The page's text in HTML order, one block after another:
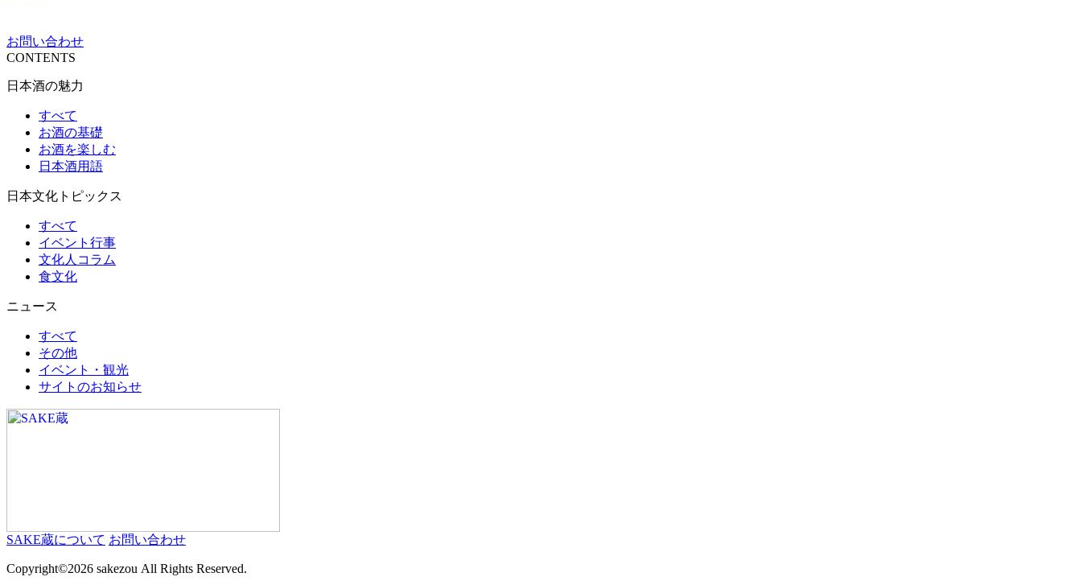
お問い合わせ
CONTENTS
日本酒の魅力
すべて
お酒の基礎
お酒を楽しむ
日本酒用語
日本文化トピックス
すべて
イベント行事
文化人コラム
食文化
ニュース
すべて
その他
イベント・観光
サイトのお知らせ
SAKE蔵について お問い合わせ
Copyright©2026 sakezou All Rights Reserved.